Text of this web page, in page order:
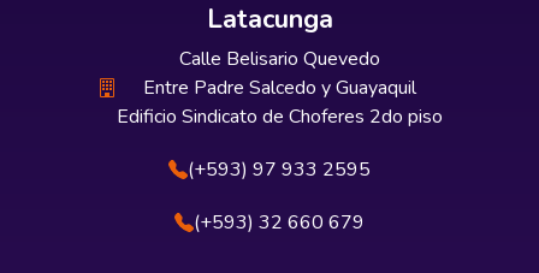
Latacunga
Calle Belisario Quevedo
Entre Padre Salcedo y Guayaquil
Edificio Sindicato de Choferes 2do piso
(+593) 97 933 2595
(+593) 32 660 679